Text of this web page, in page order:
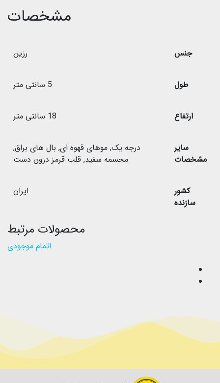
مشخصات
جنس رزین
طول 5 سانتی متر
ارتفاع 18 سانتی متر
سایر
مشخصات
درجه یک, موهای قهوه ای, بال های براق,
مجسمه سفید, قلب قرمز درون دست
کشور
سازنده
ایران
محصولات مرتبط
اتمام موجودی